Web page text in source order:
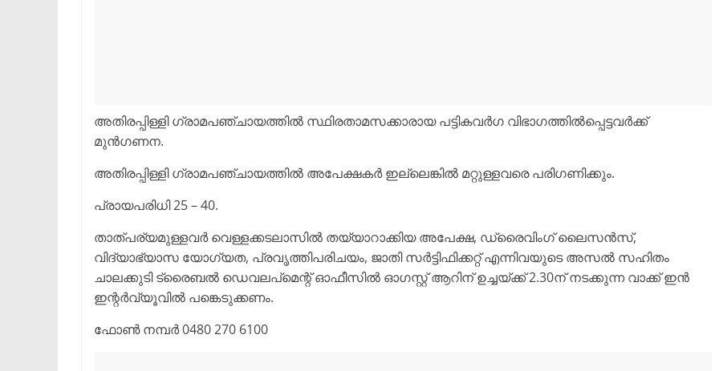
അതിരപ്പിള്ളി ഗ്രാമപഞ്ചായത്തിൽ സ്ഥിരതാമസക്കാരായ പട്ടികവർഗ വിഭാഗത്തിൽപ്പെട്ടവർക്ക്
മുൻഗണന.
അതിരപ്പിള്ളി ഗ്രാമപഞ്ചായത്തിൽ അപേക്ഷകർ ഇല്ലെങ്കിൽ മറ്റുള്ളവരെ പരിഗണിക്കും.
പ്രായപരിധി 25 – 40.
താത്പര്യമുള്ളവർ വെള്ളക്കടലാസിൽ തയ്യാറാക്കിയ അപേക്ഷ, ഡ്രൈവിംഗ് ലൈസൻസ്,
വിദ്യാഭ്യാസ യോഗ്യത, പ്രവൃത്തിപരിചയം, ജാതി സർട്ടിഫിക്കറ്റ് എന്നിവയുടെ അസൽ സഹിതം
ചാലക്കുടി ട്രൈബൽ ഡെവലപ്മെന്റ് ഓഫീസിൽ ഓഗസ്റ്റ് ആറിന് ഉച്ചയ്ക്ക് 2.30ന് നടക്കുന്ന വാക്ക് ഇൻ
ഇന്റർവ്യൂവിൽ പങ്കെടുക്കണം.
ഫോൺ നമ്പർ 0480 270 6100